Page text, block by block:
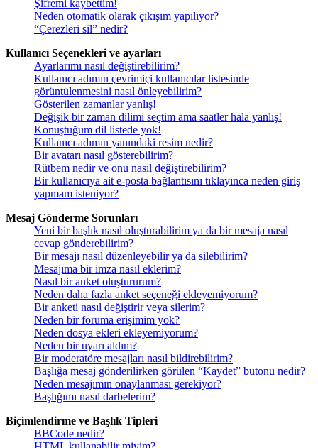
Şifremi kaybettim!
Neden otomatik olarak çıkışım yapılıyor?
“Çerezleri sil” nedir?
Kullanıcı Seçenekleri ve ayarları
Ayarlarımı nasıl değiştirebilirim?
Kullanıcı adımın çevrimiçi kullanıcılar listesinde
görüntülenmesini nasıl önleyebilirim?
Gösterilen zamanlar yanlış!
Değişik bir zaman dilimi seçtim ama saatler hala yanlış!
Konuştuğum dil listede yok!
Kullanıcı adımın yanındaki resim nedir?
Bir avatarı nasıl gösterebilirim?
Rütbem nedir ve onu nasıl değiştirebilirim?
Bir kullanıcıya ait e-posta bağlantısını tıklayınca neden giriş
yapmam isteniyor?
Mesaj Gönderme Sorunları
Yeni bir başlık nasıl oluşturabilirim ya da bir mesaja nasıl
cevap gönderebilirim?
Bir mesajı nasıl düzenleyebilir ya da silebilirim?
Mesajıma bir imza nasıl eklerim?
Nasıl bir anket oluştururum?
Neden daha fazla anket seçeneği ekleyemiyorum?
Bir anketi nasıl değiştirir veya silerim?
Neden bir foruma erişimim yok?
Neden dosya ekleri ekleyemiyorum?
Neden bir uyarı aldım?
Bir moderatöre mesajları nasıl bildirebilirim?
Başlığa mesaj gönderilirken görülen “Kaydet” butonu nedir?
Neden mesajımın onaylanması gerekiyor?
Başlığımı nasıl darbelerim?
Biçimlendirme ve Başlık Tipleri
BBCode nedir?